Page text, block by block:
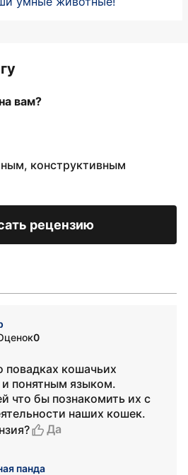
вам?
конструктивным
рецензию
0
повадках кошачьих
понятным языком.
что бы познакомить их с
наших кошек.
Да
панда